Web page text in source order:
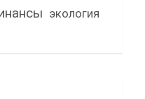
экология